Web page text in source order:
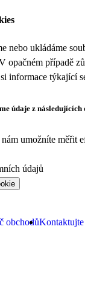
nebo ukládáme
opačném případě
informace týkající
údaje z následujících
umožníte měřit
údajů
obchodůKontaktujte